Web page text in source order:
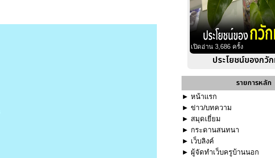
เปิดอ่าน 3,686 ครั้ง
ประโยชน์ของกวั
รายการหลัก
► หน้าแรก
► ข่าว/บทความ
► สมุดเยี่ยม
► กระดานสนทนา
► เว็บลิงค์
► ผู้จัดทำเว็บครูบ้านนอก